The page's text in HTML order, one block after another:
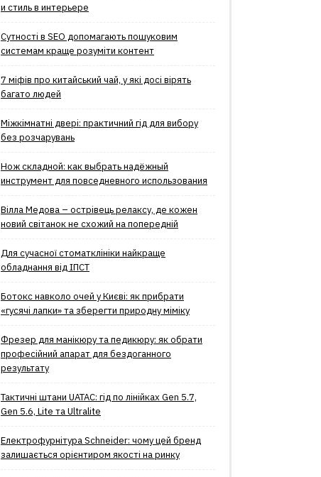
и стиль в интерьере
Сутності в SEO допомагають пошуковим
системам краще розуміти контент
7 міфів про китайський чай, у які досі вірять
багато людей
Міжкімнатні двері: практичний гід для вибору
без розчарувань
Нож складной: как выбрать надёжный
инструмент для повседневного использования
Вілла Медова – острівець релаксу, де кожен
новий світанок не схожий на попередній
Для сучасної стоматклініки найкраще
обладнання від ІПСТ
Ботокс навколо очей у Києві: як прибрати
«гусячі лапки» та зберегти природну міміку
Фрезер для манікюру та педикюру: як обрати
професійний апарат для бездоганного
результату
Тактичні штани UATAC: гід по лінійках Gen 5.7,
Gen 5.6, Lite та Ultralite
Електрофурнітура Schneider: чому цей бренд
залишається орієнтиром якості на ринку